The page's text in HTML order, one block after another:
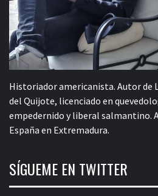
Historiador americanista. Autor de
del Quijote, licenciado en
empedernido y liberal salmantino.
España en Extremadura.
SÍGUEME EN TWITTER